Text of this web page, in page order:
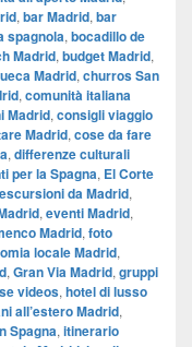
, bar Madrid, bar
spagnola, bocadillo de
Madrid, budget Madrid,
Madrid, churros San
, comunità italiana
Madrid, consigli viaggio
Madrid, cose da fare
, differenze culturali
per la Spagna, El Corte
escursioni da Madrid,
, eventi Madrid,
Madrid, foto
locale Madrid,
, ​​Gran Via Madrid, gruppi
videos, hotel di lusso
all’estero Madrid,
Spagna, itinerario